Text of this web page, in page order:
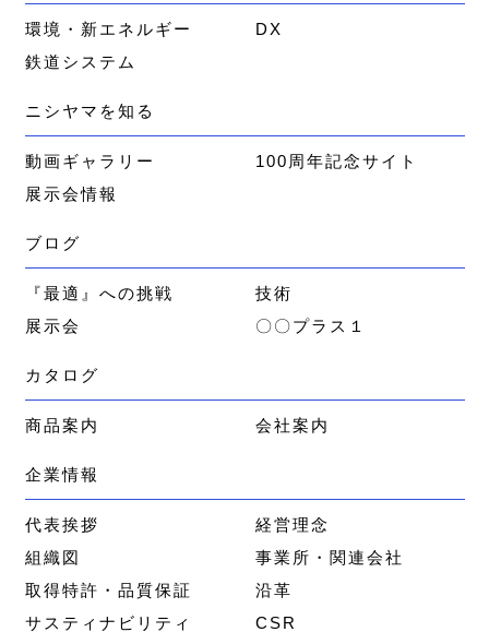
環境・新エネルギー
DX
鉄道システム
ニシヤマを知る
動画ギャラリー
100周年記念サイト
展示会情報
ブログ
『最適』への挑戦
技術
展示会
〇〇プラス１
カタログ
商品案内 会社案内
企業情報
代表挨拶
経営理念
組織図
事業所・関連会社
取得特許・品質保証
沿革
サスティナビリティ
CSR